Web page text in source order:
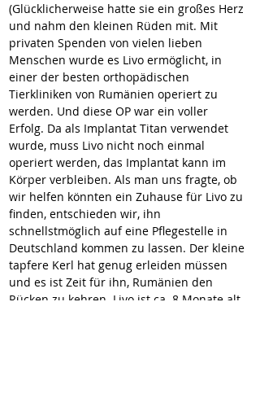
(Glücklicherweise hatte sie ein großes Herz
und nahm den kleinen Rüden mit. Mit
privaten Spenden von vielen lieben
Menschen wurde es Livo ermöglicht, in
einer der besten orthopädischen
Tierkliniken von Rumänien operiert zu
werden. Und diese OP war ein voller
Erfolg. Da als Implantat Titan verwendet
wurde, muss Livo nicht noch einmal
operiert werden, das Implantat kann im
Körper verbleiben. Als man uns fragte, ob
wir helfen könnten ein Zuhause für Livo zu
finden, entschieden wir, ihn
schnellstmöglich auf eine Pflegestelle in
Deutschland kommen zu lassen. Der kleine
tapfere Kerl hat genug erleiden müssen
und es ist Zeit für ihn, Rumänien den
Rücken zu kehren. Livo ist ca. 8 Monate alt